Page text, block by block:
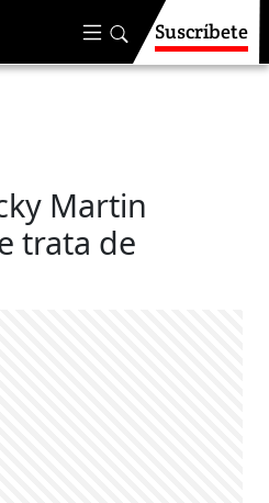
Suscríbete
Martin
trata de